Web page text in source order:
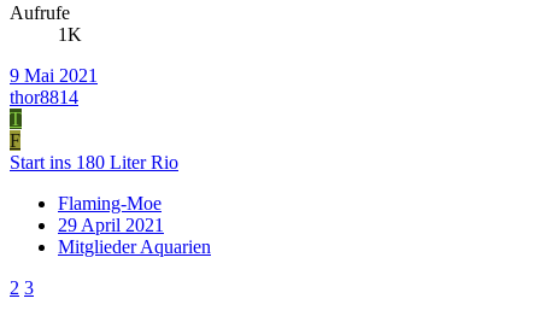
Aufrufe
1K
9 Mai 2021
thor8814
T
F
Start ins 180 Liter Rio
Flaming-Moe
29 April 2021
Mitglieder Aquarien
2 3